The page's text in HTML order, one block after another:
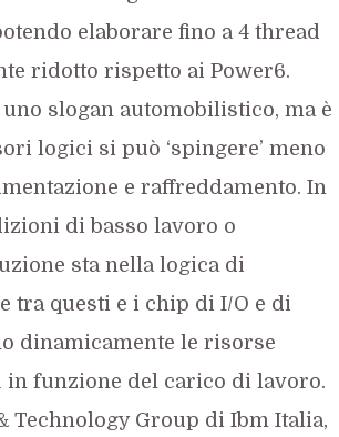
elaborare fino a 4 thread
ridotto rispetto ai Power6.
slogan automobilistico, ma è
logici si può ‘spingere’ meno
e raffreddamento. In
di basso lavoro o
sta nella logica di
tra questi e i chip di I/O e di
dinamicamente le risorse
in funzione del carico di lavoro.
Technology Group di Ibm Italia,